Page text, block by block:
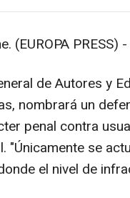
(EUROPA PRESS) -
de Autores y
nombrará un
penal contra
"Únicamente se
el nivel de